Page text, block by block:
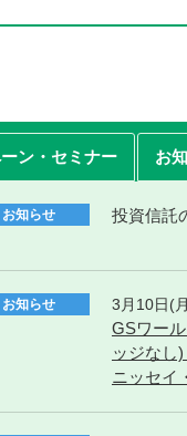
ン・セミナー お
お知らせ 投資信託
お知らせ 3月10日(
GSワー
ッジなし
ニッセイ